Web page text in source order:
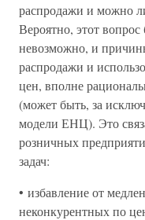
распродажи и можно
Вероятно, этот
невозможно, и
распродажи и
цен, вполне
(может быть, за
модели ЕНЦ). Это
розничных
задач:
• избавление от
неконкурентных по